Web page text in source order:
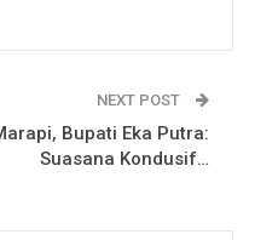
NEXT POST
Bupati Eka Putra:
Suasana Kondusif…